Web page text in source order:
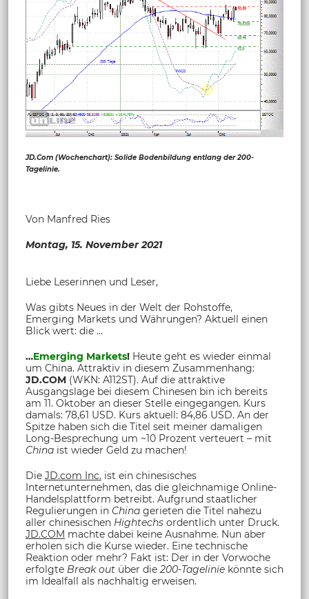
JD.Com (Wochenchart): Solide Bodenbildung entlang der 200-
Tagelinie.
Von Manfred Ries
Montag, 15. November 2021
Liebe Leserinnen und Leser,
Was gibts Neues in der Welt der Rohstoffe,
Emerging Markets und Währungen? Aktuell einen
Blick wert: die …
…Emerging Markets! Heute geht es wieder einmal
um China. Attraktiv in diesem Zusammenhang:
JD.COM (WKN: A112ST). Auf die attraktive
Ausgangslage bei diesem Chinesen bin ich bereits
am 11. Oktober an dieser Stelle eingegangen. Kurs
damals: 78,61 USD. Kurs aktuell: 84,86 USD. An der
Spitze haben sich die Titel seit meiner damaligen
Long-Besprechung um ~10 Prozent verteuert – mit
China ist wieder Geld zu machen!
Die JD.com Inc. ist ein chinesisches
Internetunternehmen, das die gleichnamige Online-
Handelsplattform betreibt. Aufgrund staatlicher
Regulierungen in China gerieten die Titel nahezu
aller chinesischen Hightechs ordentlich unter Druck.
JD.COM machte dabei keine Ausnahme. Nun aber
erholen sich die Kurse wieder. Eine technische
Reaktion oder mehr? Fakt ist: Der in der Vorwoche
erfolgte Break out über die 200-Tagelinie könnte sich
im Idealfall als nachhaltig erweisen.